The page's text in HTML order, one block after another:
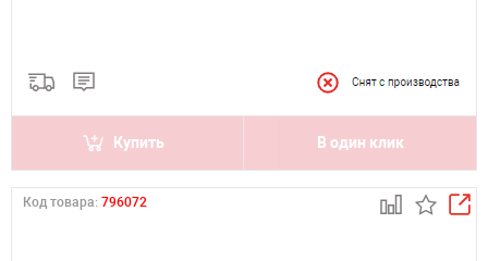
Купить В один клик
Код товара: 796072